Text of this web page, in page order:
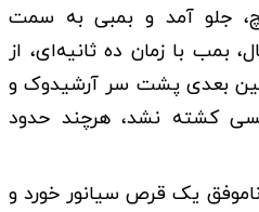
جلو آمد و بمبی به سمت
بمب با زمان‌ ده ثانیه‌ای، از
بعدی پشت سر آرشیدوک و
کشته نشد، هرچند حدود
یک قرص سیانور خورد و